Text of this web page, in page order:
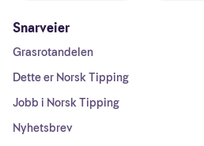
Snarveier
Grasrotandelen
Dette er Norsk Tipping
Jobb i Norsk Tipping
Nyhetsbrev